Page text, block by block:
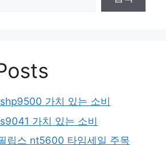
가치 있는 소비
가치 있는 소비
립스 nt5600 타임세일 주목